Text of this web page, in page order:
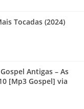
Tocadas (2024)
Antigas – As
[Mp3 Gospel] via